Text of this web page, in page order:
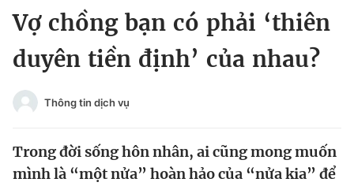
Chuyên mục
Chào ngày mới
Tin thị trường Tin 360
Đổi mật khẩu
Tin đã lưu
Vợ chồng bạn có phải ‘thiên
duyên tiền định’ của nhau?
Thông tin dịch vụ
Trong đời sống hôn nhân, ai cũng mong muốn
mình là “một nửa” hoàn hảo của “nửa kia” để